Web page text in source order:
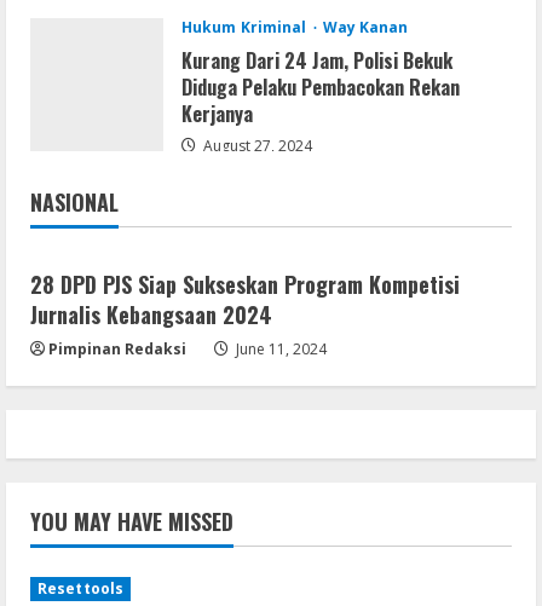
August 8, 2026
Hukum Kriminal Way Kanan
Kurang Dari 24 Jam, Polisi Bekuk
Diduga Pelaku Pembacokan Rekan
Kerjanya
August 27, 2024
NASIONAL
Jakarta
28 DPD PJS Siap Sukseskan Program Kompetisi
Jurnalis Kebangsaan 2024
Pimpinan Redaksi June 11, 2024
YOU MAY HAVE MISSED
Resettools